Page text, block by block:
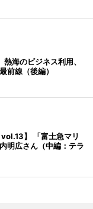
海のビジネス利用、
前線（後編）
vol.13】 「富士急マリ
明広さん（中編：テラ